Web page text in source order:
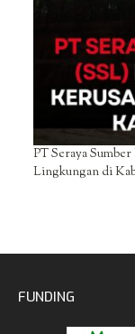
PT Seraya
Lingkungan di
FUNDING